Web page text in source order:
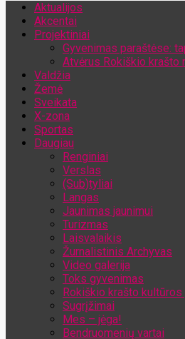
Aktualijos
Akcentai
Projektiniai
Gyvenimas paraštėse:
Atvėrus Rokiškio krašto
Valdžia
Žemė
Sveikata
X-zona
Sportas
Daugiau
Renginiai
Verslas
(Sub)tyliai
Langas
Jaunimas jaunimui
Turizmas
Laisvalaikis
Žurnalistinis Archyvas
Video galerija
Toks gyvenimas
Rokiškio krašto
Sugrįžimai
Mes – jėga!
Bendruomenių vartai